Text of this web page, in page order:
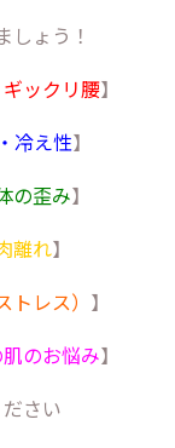
ょう！
ックリ腰】
冷え性】
の歪み】
離れ】
レス） 】
のお悩み】
さい